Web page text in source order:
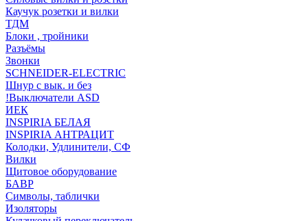
Каучук розетки и вилки
ТДМ
Блоки , тройники
Разъёмы
Звонки
SCHNEIDER-ELECTRIC
Шнур с вык. и без
!Выключатели ASD
ИЕК
INSPIRIA БЕЛАЯ
INSPIRIA АНТРАЦИТ
Колодки, Удлинители, СФ
Вилки
Щитовое оборудование
БАВР
Символы, таблички
Изоляторы